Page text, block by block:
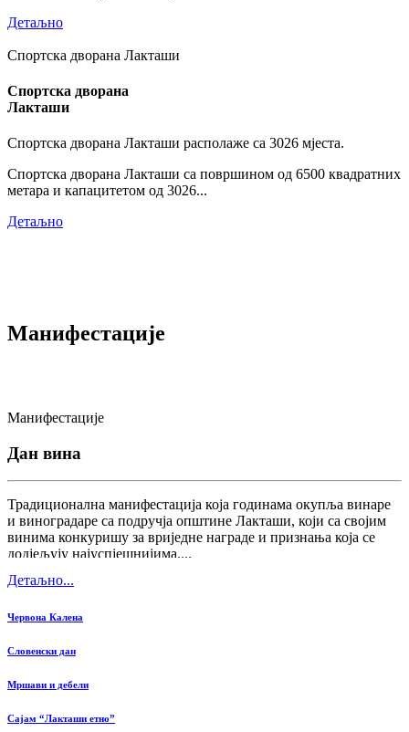
Детаљно
Спортска дворана Лакташи
Спортска дворана
Лакташи
Спортска дворана Лакташи располаже са 3026 мјеста.
Спортска дворана Лакташи са површином од 6500 квадратних
метара и капацитетом од 3026...
Детаљно
Манифестације
Манифестације
Дан вина
Традиционална манифестација која годинама окупља винаре
и виноградаре са подручја општине Лакташи, који са својим
винима конкуришу за вриједне награде и признања која се
додјељују најуспјешнијима....
Детаљно...
Червона Калена
Словенски дан
Мршави и дебели
Сајам “Лакташи етно”